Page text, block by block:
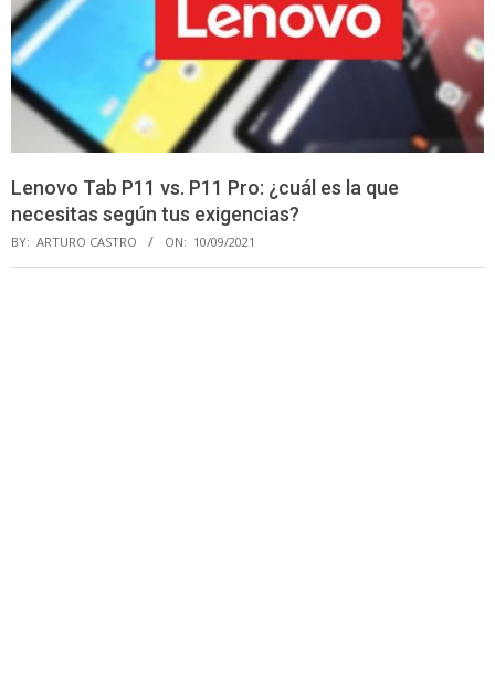
Lenovo Tab P11 vs. P11 Pro: ¿cuál es la que
necesitas según tus exigencias?
BY: ARTURO CASTRO ON: 10/09/2021